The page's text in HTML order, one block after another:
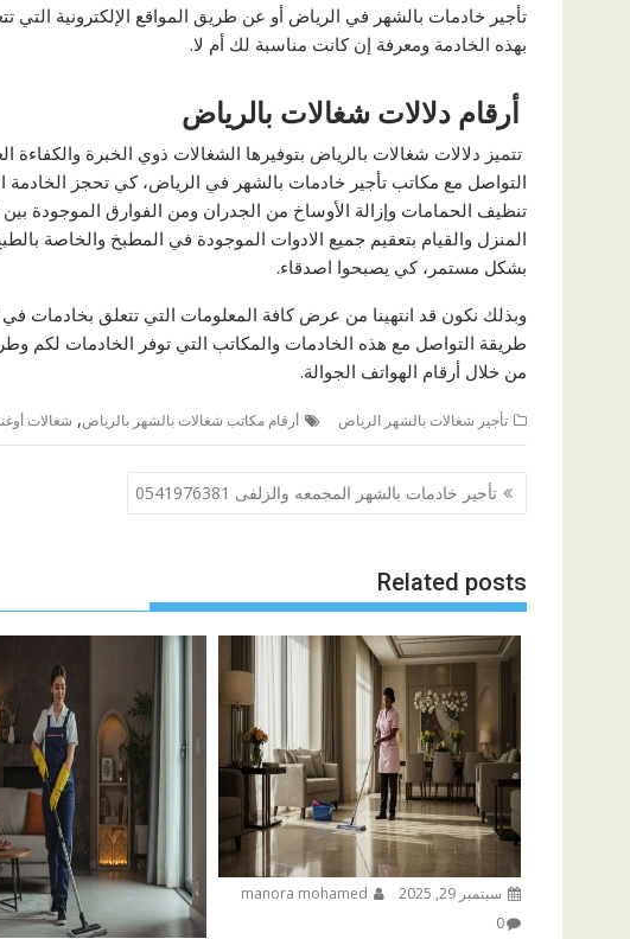
تأجير خادمات بالشهر في الرياض أو عن طريق المواقع الإلكترونية
بهذه الخادمة ومعرفة إن كانت مناسبة لك أم لا.
أرقام دلالات شغالات بالرياض
تتميز دلالات شغالات بالرياض بتوفيرها الشغالات ذوي الخبرة والكفاءة
التواصل مع مكاتب تأجير خادمات بالشهر في الرياض، كي تحجز الخادمة
تنظيف الحمامات وإزالة الأوساخ من الجدران ومن الفوارق الموجودة بين
المنزل والقيام بتعقيم جميع الادوات الموجودة في المطبخ والخاصة
بشكل مستمر، كي يصبحوا اصدقاء.
وبذلك نكون قد انتهينا من عرض كافة المعلومات التي تتعلق بخادمات في
طريقة التواصل مع هذه الخادمات والمكاتب التي توفر الخادمات لكم
من خلال أرقام الهواتف الجوالة.
تأجير شغالات بالشهر الرياض أرقام مكاتب شغالات بالشهر بالرياض, شغالات
تصفّح
المقالات
تأجير خادمات بالشهر المجمعه والزلفى 0541976381
Related posts
سبتمبر 29, 2025
0